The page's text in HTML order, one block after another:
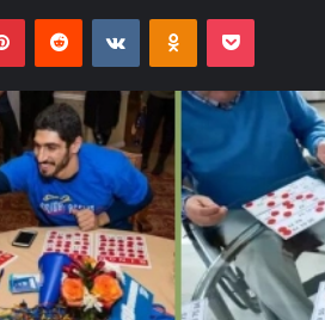
PinterestReddit VKontakteOdnoklassniki
Pocket